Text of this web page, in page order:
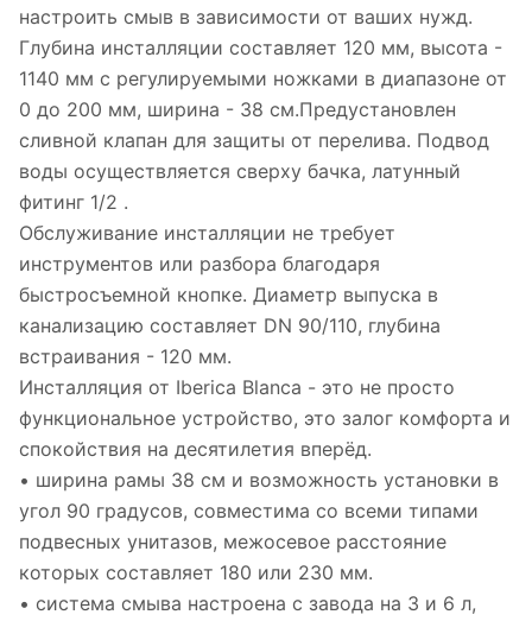
настроить смыв в зависимости от ваших нужд.
Глубина инсталляции составляет 120 мм, высота -
1140 мм с регулируемыми ножками в диапазоне от
0 до 200 мм, ширина - 38 см.Предустановлен
сливной клапан для защиты от перелива. Подвод
воды осуществляется сверху бачка, латунный
фитинг 1/2 .
Обслуживание инсталляции не требует
инструментов или разбора благодаря
быстросъемной кнопке. Диаметр выпуска в
канализацию составляет DN 90/110, глубина
встраивания - 120 мм.
Инсталляция от Iberica Blanca - это не просто
функциональное устройство, это залог комфорта и
спокойствия на десятилетия вперёд.
• ширина рамы 38 см и возможность установки в
угол 90 градусов, совместима со всеми типами
подвесных унитазов, межосевое расстояние
которых составляет 180 или 230 мм.
• система смыва настроена с завода на 3 и 6 л,